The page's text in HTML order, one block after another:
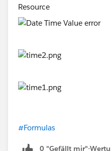
Resource
#Formulas
0 "Gefällt mir"-